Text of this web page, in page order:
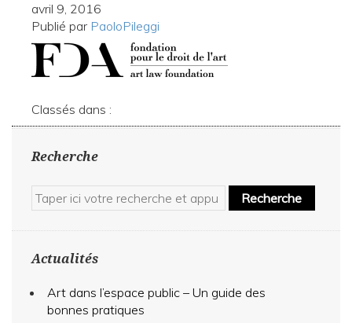
avril 9, 2016
Publié par PaoloPileggi
Classés dans :
Recherche
Recherche
Actualités
Art dans l’espace public – Un guide des
bonnes pratiques